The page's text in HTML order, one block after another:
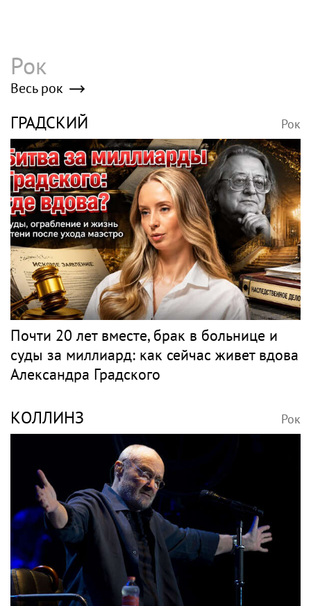
Рок
Весь рок
ГРАДСКИЙ Рок
Почти 20 лет вместе, брак в больнице и
суды за миллиард: как сейчас живет вдова
Александра Градского
КОЛЛИНЗ Рок